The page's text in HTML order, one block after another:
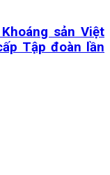
sản Việt
Tập đoàn lần